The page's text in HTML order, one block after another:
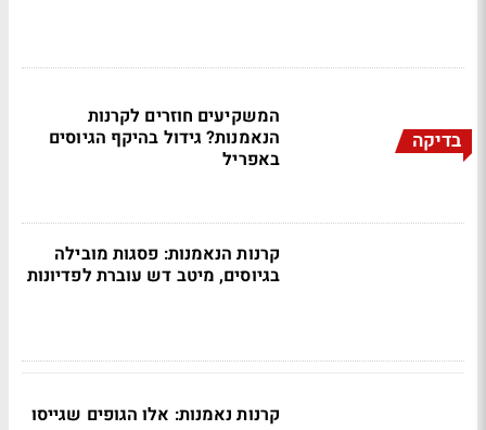
בדיקה
המשקיעים חוזרים לקרנות
הנאמנות? גידול בהיקף הגיוסים
באפריל
קרנות הנאמנות: פסגות מובילה
בגיוסים, מיטב דש עוברת לפדיונות
קרנות נאמנות: אלו הגופים שגייסו